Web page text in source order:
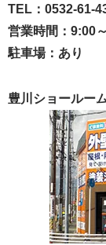
TEL：0532-61-
営業時間：9:00
駐車場：あり
豊川ショールー